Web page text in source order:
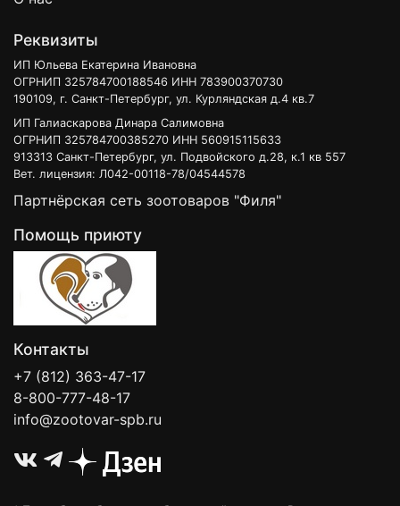
Реквизиты
ИП Юльева Екатерина Ивановна
ОГРНИП 325784700188546 ИНН 783900370730
190109, г. Санкт-Петербург, ул. Курляндская д.4 кв.7
ИП Галиаскарова Динара Салимовна
ОГРНИП 325784700385270 ИНН 560915115633
913313 Санкт-Петербург, ул. Подвойского д.28, к.1 кв 557
Вет. лицензия: Л042-00118-78/04544578
Партнёрская сеть зоотоваров "Филя"
Помощь приюту
Контакты
+7 (812) 363-47-17
8-800-777-48-17
info@zootovar-spb.ru